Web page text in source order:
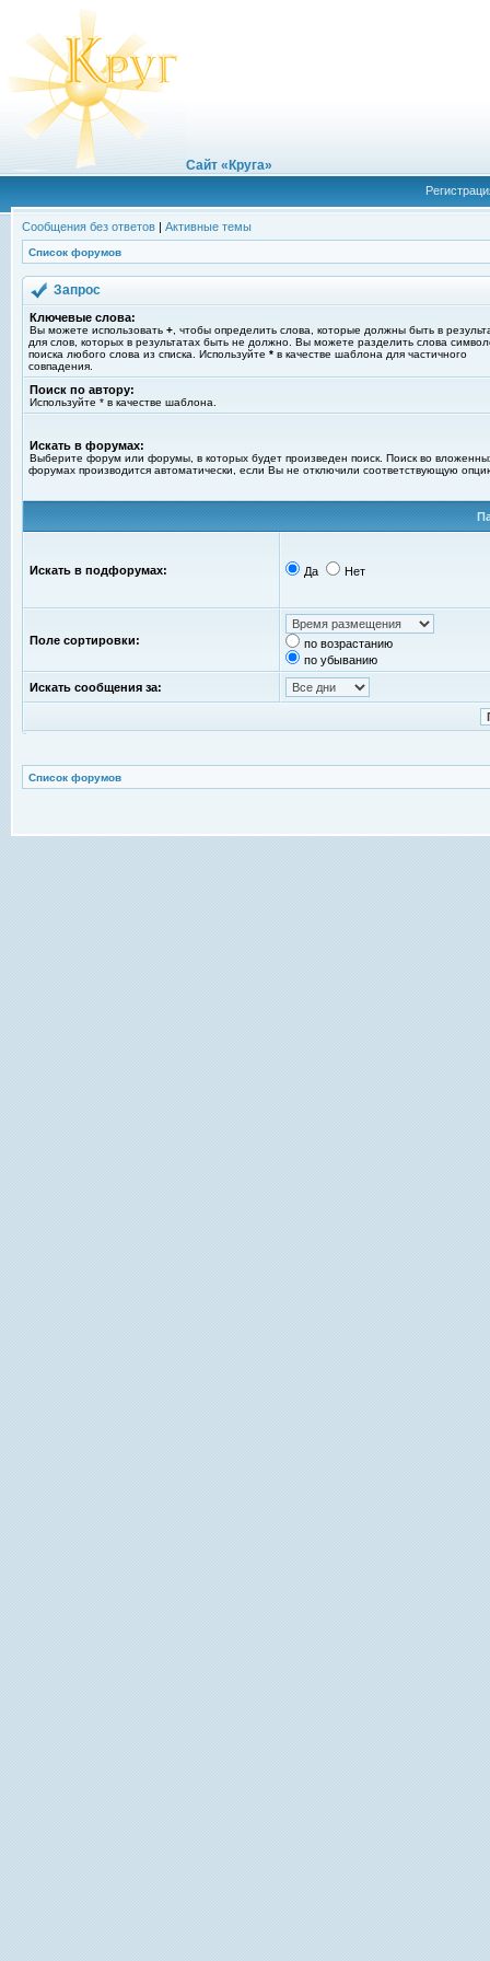
Сайт «Круга»
Сообщения без ответов | Активные темы
Список форумов
Запрос
Ключевые слова:
Вы можете использовать + , чтобы определить слова, которые должны быть в
для слов, которых в результатах быть не должно. Вы можете разделить слова
поиска любого слова из списка. Используйте * в качестве шаблона для частичного
совпадения.
Поиск по автору:
Используйте * в качестве шаблона.
Искать в форумах:
Выберите форум или форумы, в которых будет произведен поиск. Поиск во
форумах производится автоматически, если Вы не отключили соответствующую
Искать в подфорумах: Да Нет
Поле сортировки:
по возрастанию
по убыванию
Искать сообщения за:
Список форумов